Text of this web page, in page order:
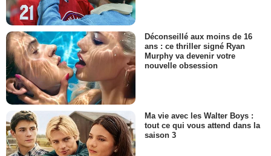
Déconseillé aux moins de 16
ans : ce thriller signé Ryan
Murphy va devenir votre
nouvelle obsession
Ma vie avec les Walter Boys :
tout ce qui vous attend dans la
saison 3